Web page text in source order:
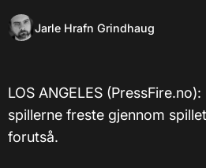
Jarle Hrafn Grindhaug
LOS ANGELES
spillerne freste gjennom
forutså.